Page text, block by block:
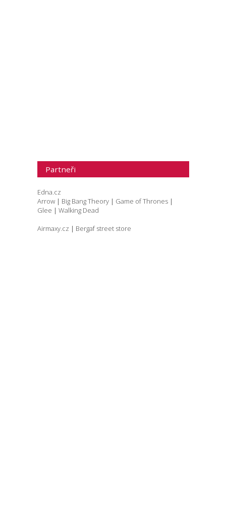
Partneři
Edna.cz
Arrow | Big Bang Theory | Game of Thrones |
Glee | Walking Dead
Airmaxy.cz | Bergaf street store